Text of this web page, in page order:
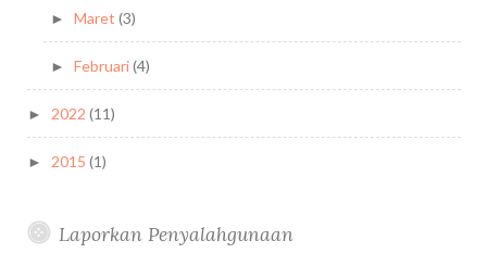
► Maret (3)
► Februari(4)
► 2022 (11)
► 2015 (1)
Laporkan Penyalahgunaan